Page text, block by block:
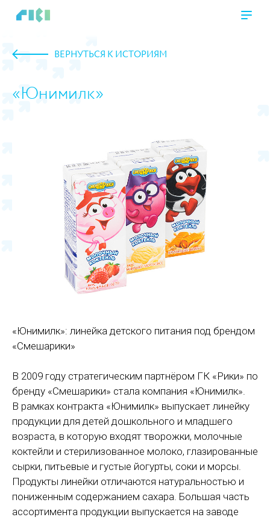
ВЕРНУТЬСЯ К ИСТОРИЯМ
«Юнимилк»
«Юнимилк»: линейка детского питания под брендом
«Смешарики»
В 2009 году стратегическим партнёром ГК «Рики» по
бренду «Смешарики» стала компания «Юнимилк».
В рамках контракта «Юнимилк» выпускает линейку
продукции для детей дошкольного и младшего
возраста, в которую входят творожки, молочные
коктейли и стерилизованное молоко, глазированные
сырки, питьевые и густые йогурты, соки и морсы.
Продукты линейки отличаются натуральностью и
пониженным содержанием сахара. Большая часть
ассортимента продукции выпускается на заводе